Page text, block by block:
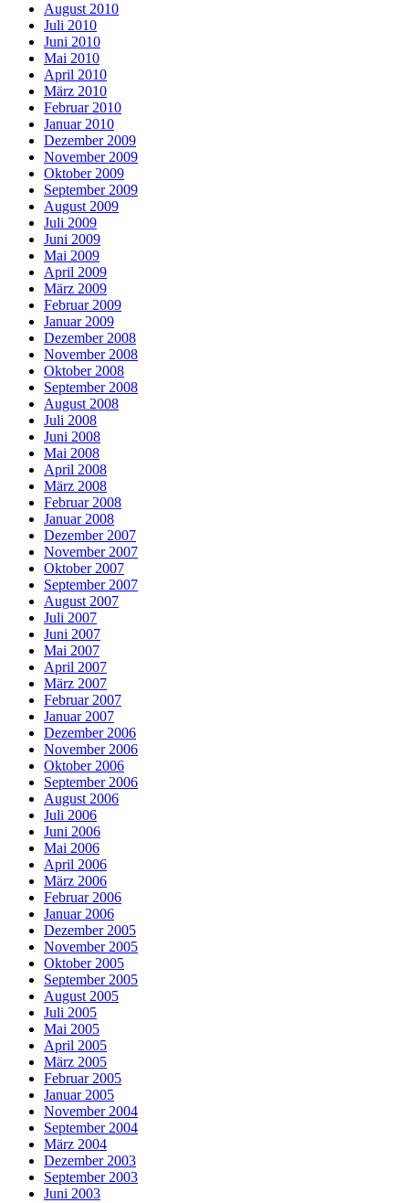
August 2010
Juli 2010
Juni 2010
Mai 2010
April 2010
März 2010
Februar 2010
Januar 2010
Dezember 2009
November 2009
Oktober 2009
September 2009
August 2009
Juli 2009
Juni 2009
Mai 2009
April 2009
März 2009
Februar 2009
Januar 2009
Dezember 2008
November 2008
Oktober 2008
September 2008
August 2008
Juli 2008
Juni 2008
Mai 2008
April 2008
März 2008
Februar 2008
Januar 2008
Dezember 2007
November 2007
Oktober 2007
September 2007
August 2007
Juli 2007
Juni 2007
Mai 2007
April 2007
März 2007
Februar 2007
Januar 2007
Dezember 2006
November 2006
Oktober 2006
September 2006
August 2006
Juli 2006
Juni 2006
Mai 2006
April 2006
März 2006
Februar 2006
Januar 2006
Dezember 2005
November 2005
Oktober 2005
September 2005
August 2005
Juli 2005
Mai 2005
April 2005
März 2005
Februar 2005
Januar 2005
November 2004
September 2004
März 2004
Dezember 2003
September 2003
Juni 2003